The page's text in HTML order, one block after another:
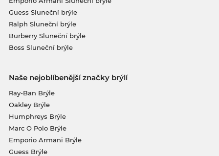
Guess Sluneční brýle
Ralph Sluneční brýle
Burberry Sluneční brýle
Boss Sluneční brýle
Naše nejoblíbenější značky brýlí
Ray-Ban Brýle
Oakley Brýle
Humphreys Brýle
Marc O Polo Brýle
Emporio Armani Brýle
Guess Brýle